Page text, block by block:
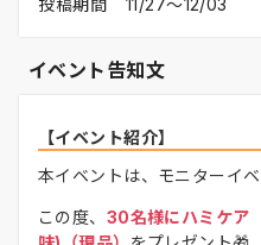
投稿期間
11/27〜12/03
イベント告知文
【イベント紹介】
本イベントは、モニターイベ
この度、 30名様にハミケア